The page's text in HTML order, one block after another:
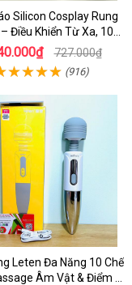
Silicon Cosplay Rung
Điều Khiển Từ Xa, 10
Độ Cực Kích Thích
727.000₫
(916)
Leten Đa Năng 10 Chế
Âm Vật & Điểm G